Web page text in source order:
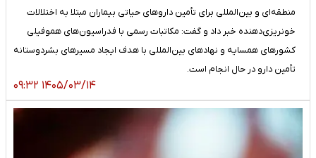
منطقه‌ای و بین‌المللی برای تأمین داروهای حیاتی بیماران مبتلا به اختلالات
خونریزی‌دهنده خبر داد و گفت: مکاتبات رسمی با فدراسیون‌های هموفیلی
کشورهای همسایه و نهادهای بین‌المللی با هدف ایجاد مسیرهای بشردوستانه
تأمین دارو در حال انجام است.
۱۴۰۵/۰۳/۱۴ ۰۹:۳۲